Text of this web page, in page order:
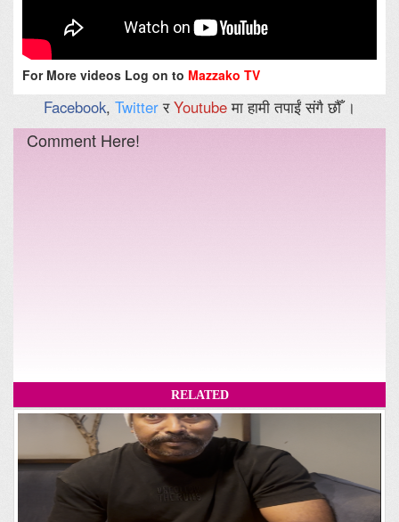
For More videos Log on to Mazzako TV
Facebook, TwitterरYoutubeमा हामी तपाईं संगै छौँ ।
Comment Here!
RELATED